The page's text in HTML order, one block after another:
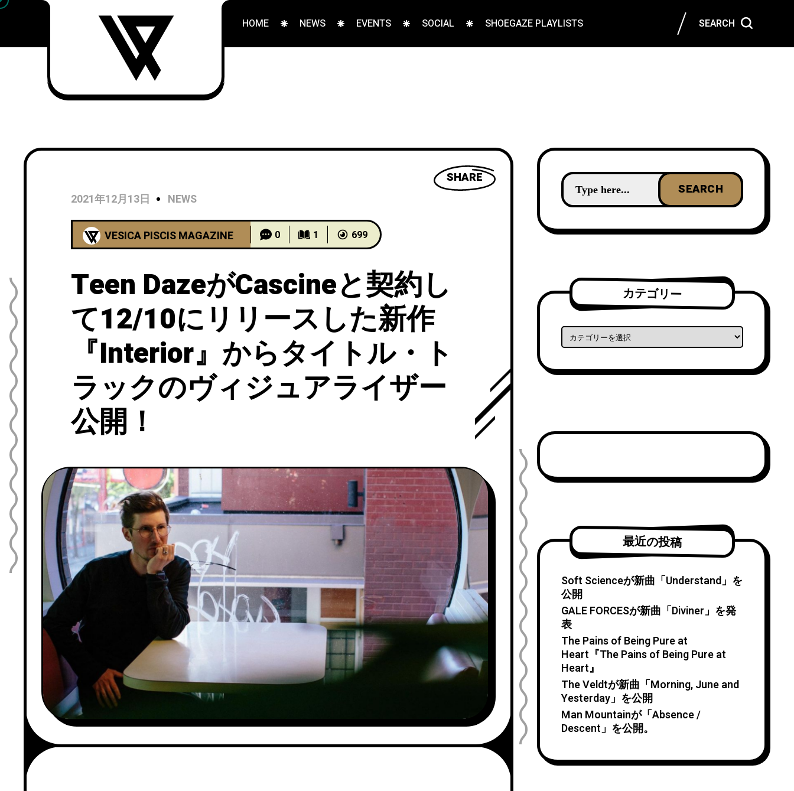
HOME NEWS EVENTS SOCIAL SHOEGAZE PLAYLISTS SEARCH
SHARE
2021年12月13日
NEWS
VESICA PISCIS MAGAZINE 0 1 699
Teen DazeがCascineと契約し
て12/10にリリースした新作
『Interior』からタイトル・ト
ラックのヴィジュアライザー
公開！
カテゴリー
カテゴリー
最近の投稿
Soft Scienceが新曲「Understand」を
公開
GALE FORCESが新曲「Diviner」を発
表
The Pains of Being Pure at
Heart『The Pains of Being Pure at
Heart』
The Veldtが新曲「Morning, June and
Yesterday」を公開
Man Mountainが「Absence /
Descent」を公開。